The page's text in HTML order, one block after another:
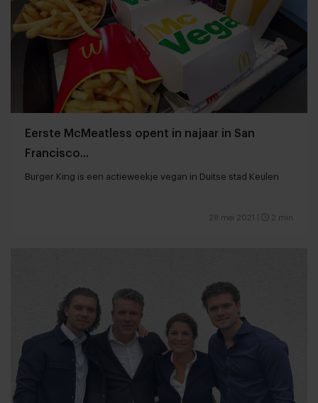
Eerste McMeatless opent in najaar in San
Francisco...
Burger King is een actieweekje vegan in Duitse stad Keulen
28 mei 2021 2 min